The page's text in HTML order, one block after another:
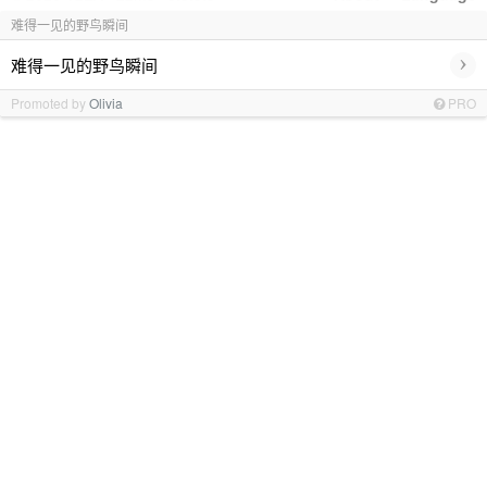
难得一见的野鸟瞬间
难得一见的野鸟瞬间 ›
Promoted byOlivia PRO